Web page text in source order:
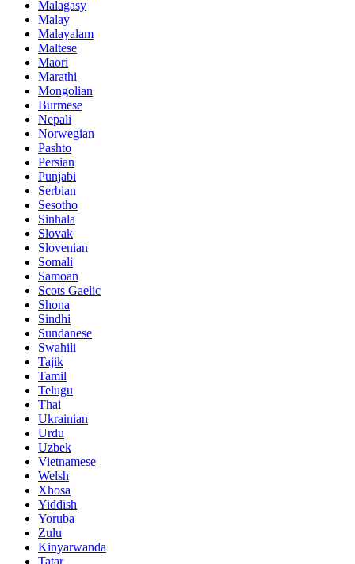
Malagasy
Malay
Malayalam
Maltese
Maori
Marathi
Mongolian
Burmese
Nepali
Norwegian
Pashto
Persian
Punjabi
Serbian
Sesotho
Sinhala
Slovak
Slovenian
Somali
Samoan
Scots Gaelic
Shona
Sindhi
Sundanese
Swahili
Tajik
Tamil
Telugu
Thai
Ukrainian
Urdu
Uzbek
Vietnamese
Welsh
Xhosa
Yiddish
Yoruba
Zulu
Kinyarwanda